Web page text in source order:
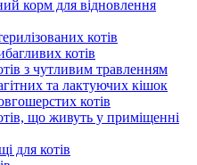
корм для відновлення
котів
котів
з чутливим травленням
та лактуючих кішок
котів
що живуть у приміщенні
для котів